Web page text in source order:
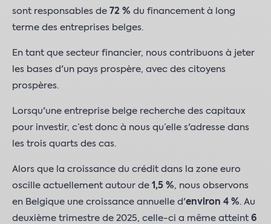
sont responsables de 72 % du financement à long
terme des entreprises belges.
En tant que secteur financier, nous contribuons à jeter
les bases d'un pays prospère, avec des citoyens
prospères.
Lorsqu'une entreprise belge recherche des capitaux
pour investir, c’est donc à nous qu’elle s'adresse dans
les trois quarts des cas.
Alors que la croissance du crédit dans la zone euro
oscille actuellement autour de 1,5 %, nous observons
en Belgique une croissance annuelle d'environ 4 %. Au
deuxième trimestre de 2025, celle-ci a même atteint 6